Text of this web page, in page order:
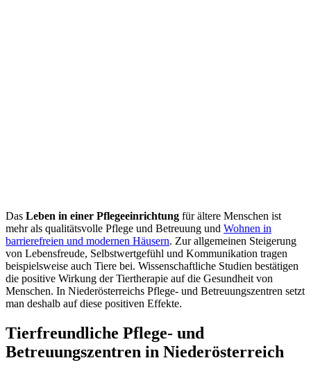
Das Leben in einer Pflegeeinrichtung für ältere Menschen ist
mehr als qualitätsvolle Pflege und Betreuung und Wohnen in
barrierefreien und modernen Häusern. Zur allgemeinen Steigerung
von Lebensfreude, Selbstwertgefühl und Kommunikation tragen
beispielsweise auch Tiere bei. Wissenschaftliche Studien bestätigen
die positive Wirkung der Tiertherapie auf die Gesundheit von
Menschen. In Niederösterreichs Pflege- und Betreuungszentren setzt
man deshalb auf diese positiven Effekte.
Tierfreundliche Pflege- und
Betreuungszentren in Niederösterreich